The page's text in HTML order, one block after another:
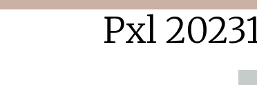
Pxl